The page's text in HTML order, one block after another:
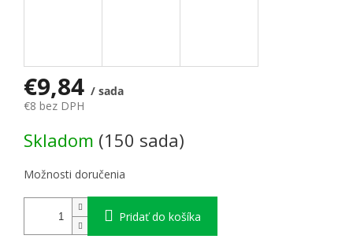
€9,84 / sada
€8 bez DPH
Skladom (150 sada)
Možnosti doručenia
Pridať do košíka